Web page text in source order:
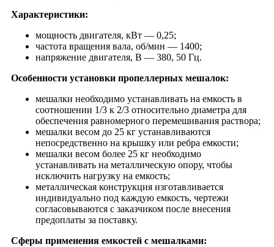
Характеристики:
мощность двигателя, кВт — 0,25;
частота вращения вала, об/мин — 1400;
напряжение двигателя, В — 380, 50 Гц.
Особенности установки пропеллерных мешалок:
мешалки необходимо устанавливать на емкость в
соотношении 1/3 к 2/3 относительно диаметра для
обеспечения равномерного перемешивания раствора;
мешалки весом до 25 кг устанавливаются
непосредственно на крышку или ребра емкости;
мешалки весом более 25 кг необходимо
устанавливать на металлическую опору, чтобы
исключить нагрузку на емкость;
металлическая конструкция изготавливается
индивидуально под каждую емкость, чертежи
согласовываются с заказчиком после внесения
предоплаты за поставку.
Сферы применения емкостей с мешалками: